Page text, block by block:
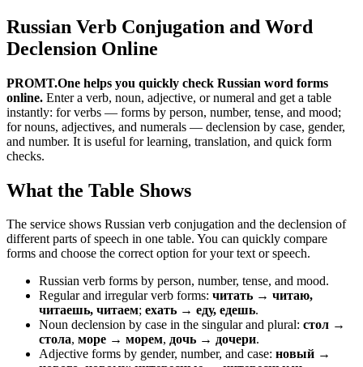
Russian Verb Conjugation and Word
Declension Online
PROMT.One helps you quickly check Russian word forms
online. Enter a verb, noun, adjective, or numeral and get a table
instantly: for verbs — forms by person, number, tense, and mood;
for nouns, adjectives, and numerals — declension by case, gender,
and number. It is useful for learning, translation, and quick form
checks.
What the Table Shows
The service shows Russian verb conjugation and the declension of
different parts of speech in one table. You can quickly compare
forms and choose the correct option for your text or speech.
Russian verb forms by person, number, tense, and mood.
Regular and irregular verb forms: читать → читаю,
читаешь, читаем; ехать → еду, едешь.
Noun declension by case in the singular and plural: стол →
стола, море → морем, дочь → дочери.
Adjective forms by gender, number, and case: новый →